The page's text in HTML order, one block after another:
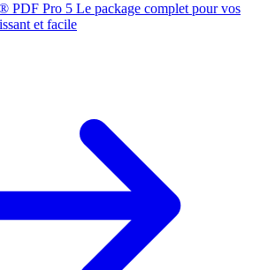
PDF Pro 5 Le package complet pour vos
et facile